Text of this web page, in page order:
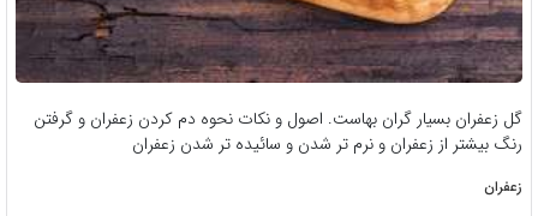
گل زعفران بسیار گران‌ بهاست. اصول و نکات نحوه دم کردن زعفران و گرفتن
رنگ بیشتر از زعفران و نرم تر شدن و سائیده تر شدن زعفران
زعفران